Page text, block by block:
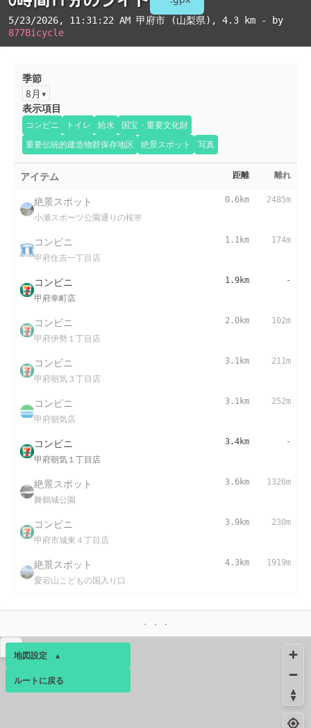
5/23/2026, 11:31:22 AM 甲府市 (山梨県) , 4.3 km - by
877Bicycle
季節
8月
表示項目
コンビニ トイレ 給水
国宝・重要文化財
重要伝統的建造物群保存地区
絶景スポット 写真
アイテム 距離 離れ
絶景スポット
小瀬スポーツ公園通りの桜🌸
0.6km 2485m
コンビニ
甲府住吉一丁目店
1.1km 174m
コンビニ
甲府幸町店
1.9km -
コンビニ
甲府伊勢１丁目店
2.0km 102m
コンビニ
甲府朝気３丁目店
3.1km 211m
コンビニ
甲府朝気店
3.1km 252m
コンビニ
甲府朝気１丁目店
3.4km -
絶景スポット
舞鶴城公園
3.6km 1326m
コンビニ
甲府市城東４丁目店
3.9km 230m
絶景スポット
愛宕山こどもの国入り口
4.3km 1919m
地図設定 ▴
ベース ▴
ルートに戻る